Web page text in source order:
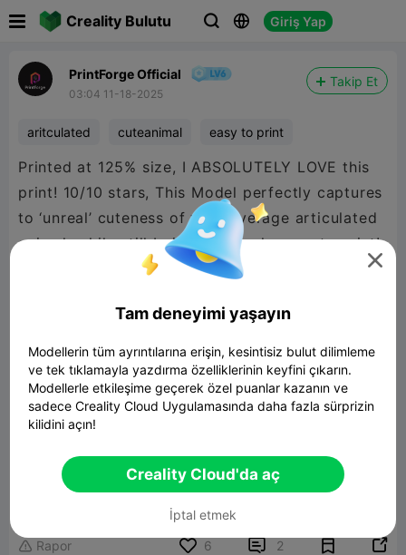
Creality Bulutu   Giriş Yap
PrintForge Official
03:04 11-18-2025
Takip Et
aritculated cuteanimal easy to print
Printed at 125% size, I ABSOLUTELY LOVE this
print! 10/10 stars, This Model perfectly captures
to ‘unreal’ cuteness of your average articulated
animal, while still being extremely easy to print!
Definently Boosting this Model next chance i
00:18

 Rapor 6  2 

Tam deneyimi yaşayın
Modellerin tüm ayrıntılarına erişin, kesintisiz bulut dilimleme
ve tek tıklamayla yazdırma özelliklerinin keyfini çıkarın.
Modellerle etkileşime geçerek özel puanlar kazanın ve
sadece Creality Cloud Uygulamasında daha fazla sürprizin
kilidini açın!
Creality Cloud'da aç
İptal etmek